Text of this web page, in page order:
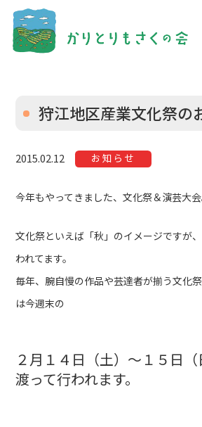
狩江地区産業文化祭の
2015.02.12 お知らせ
今年もやってきました、文化祭＆演芸大会
文化祭といえば「秋」のイメージですが
われてます。
毎年、腕自慢の作品や芸達者が揃う文化
は今週末の
２月１４日（土）～１５日
渡って行われます。